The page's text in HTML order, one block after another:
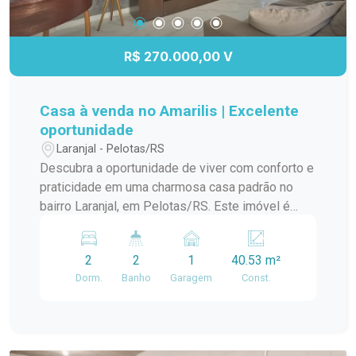
R$ 270.000,00 V
Casa à venda no Amarilis | Excelente
oportunidade
Laranjal - Pelotas/RS
Descubra a oportunidade de viver com conforto e
praticidade em uma charmosa casa padrão no
bairro Laranjal, em Pelotas/RS. Este imóvel é
bem localizado. A casa conta com amplos
ambientes, proporcionando uma ótima circulação
e iluminação natural. A sala de estar é perfeita
2
Dorm.
2
Banho
1
Garagem
40.53 m²
Const.